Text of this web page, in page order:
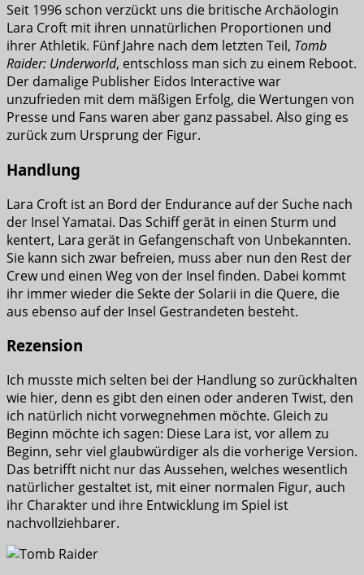
Seit 1996 schon verzückt uns die britische Archäologin
Lara Croft mit ihren unnatürlichen Proportionen und
ihrer Athletik. Fünf Jahre nach dem letzten Teil, Tomb
Raider: Underworld, entschloss man sich zu einem Reboot.
Der damalige Publisher Eidos Interactive war
unzufrieden mit dem mäßigen Erfolg, die Wertungen von
Presse und Fans waren aber ganz passabel. Also ging es
zurück zum Ursprung der Figur.
Handlung
Lara Croft ist an Bord der Endurance auf der Suche nach
der Insel Yamatai. Das Schiff gerät in einen Sturm und
kentert, Lara gerät in Gefangenschaft von Unbekannten.
Sie kann sich zwar befreien, muss aber nun den Rest der
Crew und einen Weg von der Insel finden. Dabei kommt
ihr immer wieder die Sekte der Solarii in die Quere, die
aus ebenso auf der Insel Gestrandeten besteht.
Rezension
Ich musste mich selten bei der Handlung so zurückhalten
wie hier, denn es gibt den einen oder anderen Twist, den
ich natürlich nicht vorwegnehmen möchte. Gleich zu
Beginn möchte ich sagen: Diese Lara ist, vor allem zu
Beginn, sehr viel glaubwürdiger als die vorherige Version.
Das betrifft nicht nur das Aussehen, welches wesentlich
natürlicher gestaltet ist, mit einer normalen Figur, auch
ihr Charakter und ihre Entwicklung im Spiel ist
nachvollziehbarer.